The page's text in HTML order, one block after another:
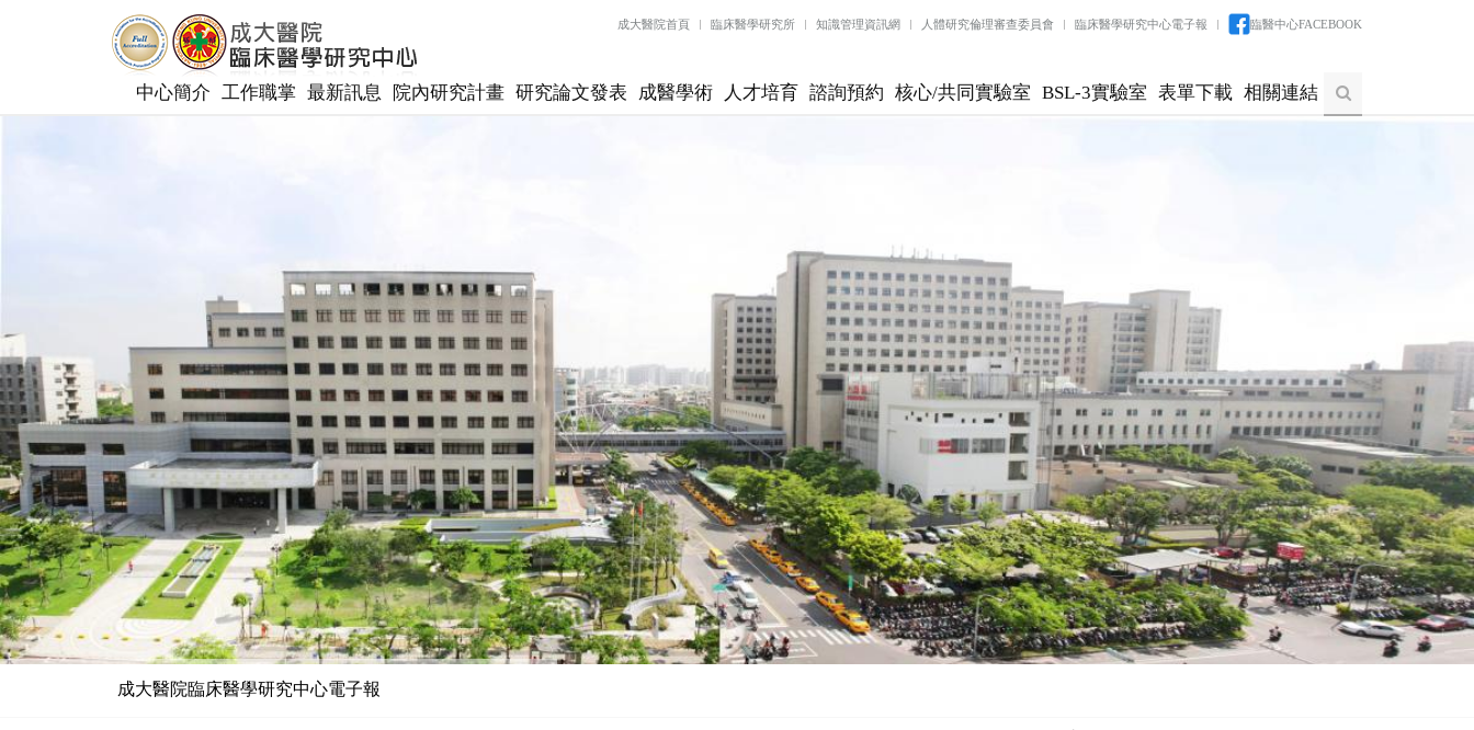
成大醫院首頁 臨床醫學研究所 知識管理資訊網 人體研究倫理審查委員會 臨床醫學研究中心電子報 臨醫中心FACEBOOK
中心簡介 工作職掌 最新訊息 院內研究計畫 研究論文發表 成醫學術 人才培育 諮詢預約 核心/共同實驗室 BSL-3實驗室 表單下載 相關連結
成大醫院臨床醫學研究中心電子報